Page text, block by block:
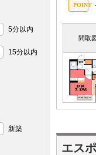
間取
エス
5分以内
15分以内
新築